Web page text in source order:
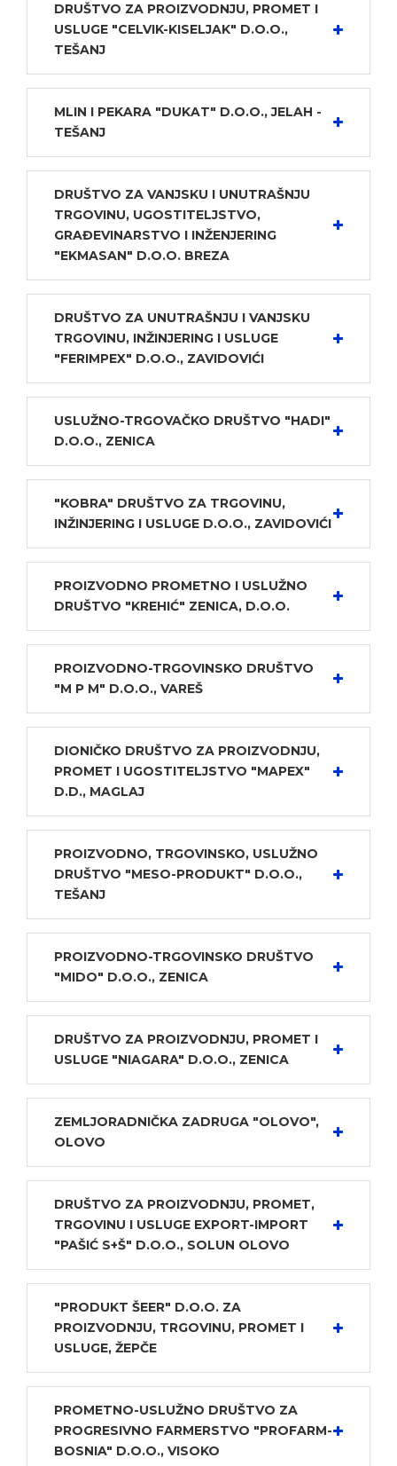
DRUŠTVO ZA PROIZVODNJU, PROMET I
USLUGE "CELVIK-KISELJAK" D.O.O.,
TEŠANJ
MLIN I PEKARA "DUKAT" D.O.O., JELAH -
TEŠANJ
DRUŠTVO ZA VANJSKU I UNUTRAŠNJU
TRGOVINU, UGOSTITELJSTVO,
GRAĐEVINARSTVO I INŽENJERING
"EKMASAN" D.O.O. BREZA
DRUŠTVO ZA UNUTRAŠNJU I VANJSKU
TRGOVINU, INŽINJERING I USLUGE
"FERIMPEX" D.O.O., ZAVIDOVIĆI
USLUŽNO-TRGOVAČKO DRUŠTVO "HADI"
D.O.O., ZENICA
"KOBRA" DRUŠTVO ZA TRGOVINU,
INŽINJERING I USLUGE D.O.O., ZAVIDOVIĆI
PROIZVODNO PROMETNO I USLUŽNO
DRUŠTVO "KREHIĆ" ZENICA, D.O.O.
PROIZVODNO-TRGOVINSKO DRUŠTVO
"M P M" D.O.O., VAREŠ
DIONIČKO DRUŠTVO ZA PROIZVODNJU,
PROMET I UGOSTITELJSTVO "MAPEX"
D.D., MAGLAJ
PROIZVODNO, TRGOVINSKO, USLUŽNO
DRUŠTVO "MESO-PRODUKT" D.O.O.,
TEŠANJ
PROIZVODNO-TRGOVINSKO DRUŠTVO
"MIDO" D.O.O., ZENICA
DRUŠTVO ZA PROIZVODNJU, PROMET I
USLUGE "NIAGARA" D.O.O., ZENICA
ZEMLJORADNIČKA ZADRUGA "OLOVO",
OLOVO
DRUŠTVO ZA PROIZVODNJU, PROMET,
TRGOVINU I USLUGE EXPORT-IMPORT
"PAŠIĆ S+Š" D.O.O., SOLUN OLOVO
"PRODUKT ŠEER" D.O.O. ZA
PROIZVODNJU, TRGOVINU, PROMET I
USLUGE, ŽEPČE
PROMETNO-USLUŽNO DRUŠTVO ZA
PROGRESIVNO FARMERSTVO "PROFARM-
BOSNIA" D.O.O., VISOKO